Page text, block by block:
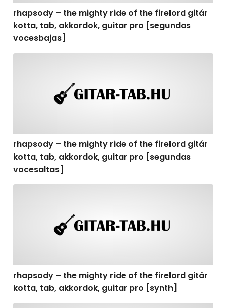
rhapsody – the mighty ride of the firelord gitár
kotta, tab, akkordok, guitar pro [segundas
vocesbajas]
rhapsody – the mighty ride of the firelord gitár
kotta, tab, akkordok, guitar pro [segundas
vocesaltas]
rhapsody – the mighty ride of the firelord gitár
kotta, tab, akkordok, guitar pro [synth]